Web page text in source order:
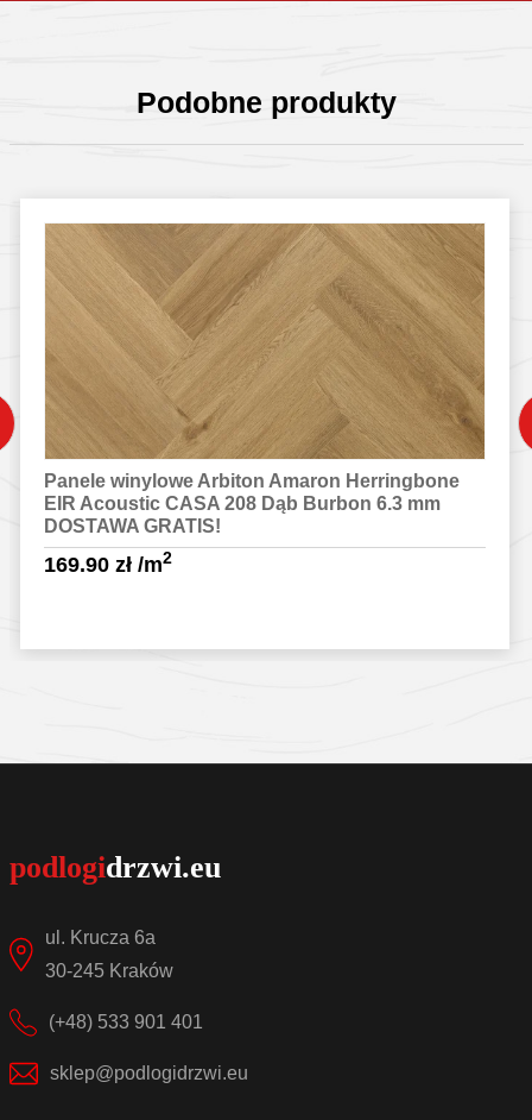
Podobne produkty
Panele winylowe Arbiton Amaron Herringbone
EIR Acoustic CASA 208 Dąb Burbon 6.3 mm
DOSTAWA GRATIS!
169.90 zł/m2
ul. Krucza 6a
30-245 Kraków
(+48) 533 901 401
sklep@podlogidrzwi.eu